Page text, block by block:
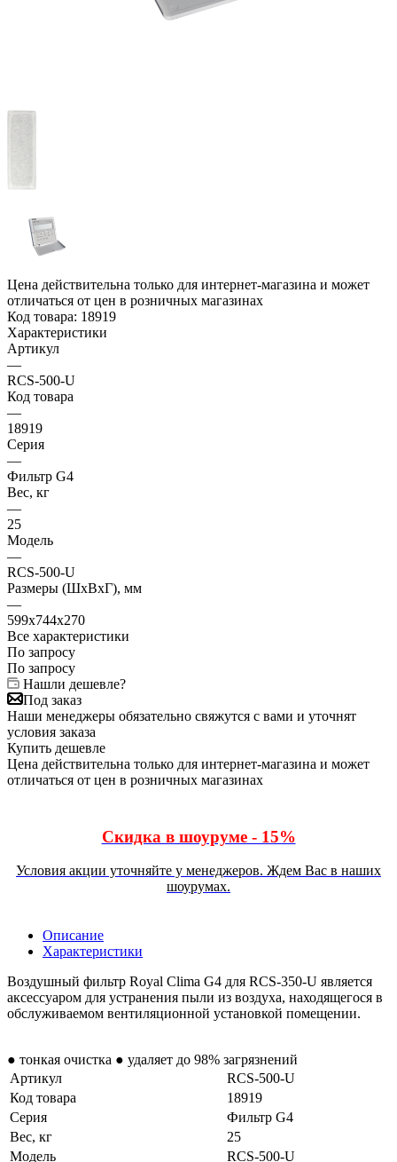
Цена действительна только для интернет-магазина и может
отличаться от цен в розничных магазинах
Код товара: 18919
Характеристики
Артикул
—
RCS-500-U
Код товара
—
18919
Серия
—
Фильтр G4
Вес, кг
—
25
Модель
—
RCS-500-U
Размеры (ШxВxГ), мм
—
599x744x270
Все характеристики
По запросу
По запросу
Нашли дешевле?
Под заказ
Наши менеджеры обязательно свяжутся с вами и уточнят
условия заказа
Купить дешевле
Цена действительна только для интернет-магазина и может
отличаться от цен в розничных магазинах
Скидка в шоуруме - 15%
Условия акции уточняйте у менеджеров. Ждем Вас в наших
шоурумах.
Описание
Характеристики
Воздушный фильтр Royal Clima G4 для RCS-350-U является
аксессуаром для устранения пыли из воздуха, находящегося в
обслуживаемом вентиляционной установкой помещении.
● тонкая очистка ● удаляет до 98% загрязнений
Артикул
RCS-500-U
Код товара
18919
Серия
Фильтр G4
Вес, кг
25
Модель
RCS-500-U